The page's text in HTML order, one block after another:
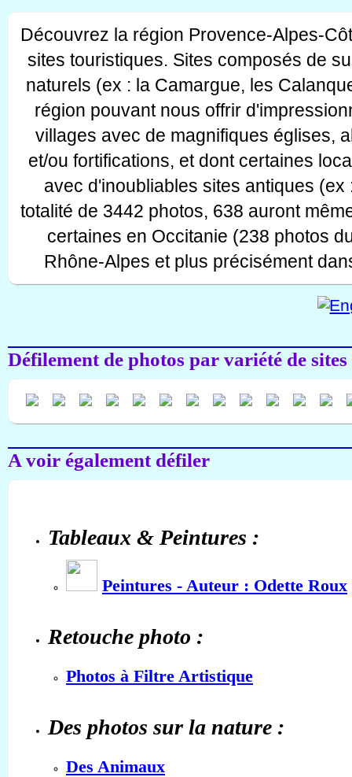
Découvrez la région Provence-Alpes-
sites touristiques. Sites composés de
naturels (ex : la Camargue, les
région pouvant nous offrir
villages avec de magnifiques églises,
et/ou fortifications, et dont certaines
avec d'inoubliables sites antiques
totalité de 3442 photos, 638 auront
certaines en Occitanie (238 photos
Rhône-Alpes et plus précisément
Défilement de photos par variété de
A voir également défiler
Tableaux & Peintures :
Peintures - Auteur : Odette Roux
Retouche photo :
Photos à Filtre Artistique
Des photos sur la nature :
Des Animaux